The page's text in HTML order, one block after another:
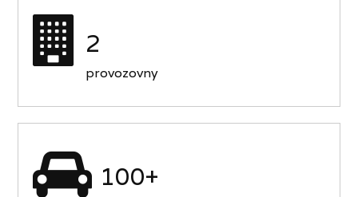
2
provozovny
100+